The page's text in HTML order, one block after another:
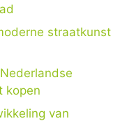
straatkunst
kopen
van